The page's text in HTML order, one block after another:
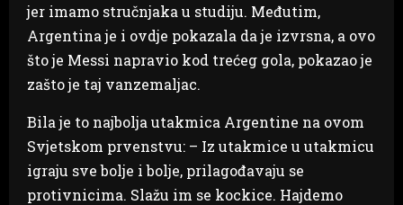
jer imamo stručnjaka u studiju. Međutim,
Argentina je i ovdje pokazala da je izvrsna, a ovo
što je Messi napravio kod trećeg gola, pokazao je
zašto je taj vanzemaljac.
Bila je to najbolja utakmica Argentine na ovom
Svjetskom prvenstvu: – Iz utakmice u utakmicu
igraju sve bolje i bolje, prilagođavaju se
protivnicima. Slažu im se kockice. Hajdemo